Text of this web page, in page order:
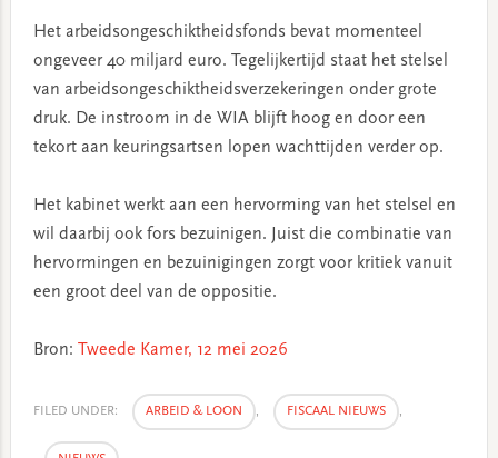
Het arbeidsongeschiktheidsfonds bevat momenteel
ongeveer 40 miljard euro. Tegelijkertijd staat het stelsel
van arbeidsongeschiktheidsverzekeringen onder grote
druk. De instroom in de WIA blijft hoog en door een
tekort aan keuringsartsen lopen wachttijden verder op.
Het kabinet werkt aan een hervorming van het stelsel en
wil daarbij ook fors bezuinigen. Juist die combinatie van
hervormingen en bezuinigingen zorgt voor kritiek vanuit
een groot deel van de oppositie.
Bron: Tweede Kamer, 12 mei 2026
FILED UNDER: ARBEID & LOON , FISCAAL NIEUWS ,